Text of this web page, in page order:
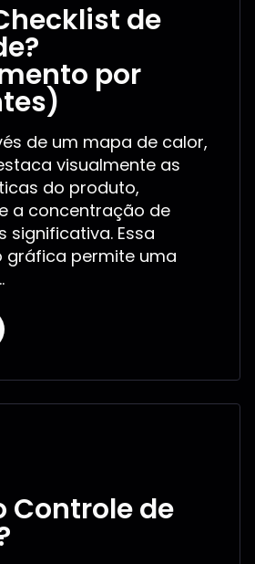
de
por
de um mapa de calor,
visualmente as
do produto,
a concentração de
significativa. Essa
gráfica permite uma
Controle de